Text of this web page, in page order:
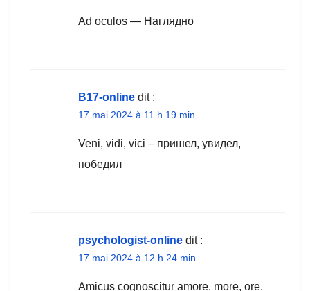
Ad oculos — Наглядно
B17-online dit :
17 mai 2024 à 11 h 19 min
Veni, vidi, vici – пришел, увидел,
победил
psychologist-online dit :
17 mai 2024 à 12 h 24 min
Amicus cognoscitur amore, more, ore,